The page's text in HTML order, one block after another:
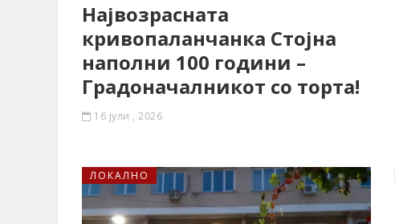
Највозрасната
кривопаланчанка Стојна
наполни 100 години –
Градоначалникот со торта!
16 јули , 2026
ЛОКАЛНО